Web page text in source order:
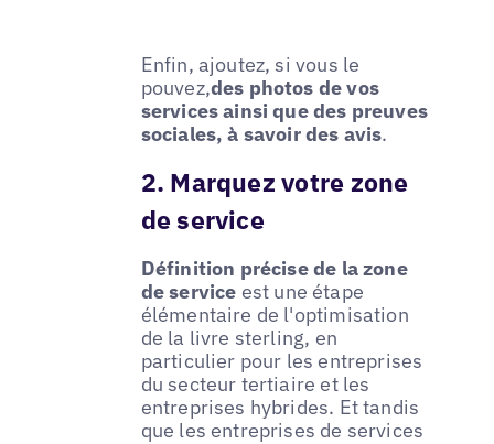
Enfin, ajoutez, si vous le
pouvez,des photos de vos
services ainsi que des preuves
sociales, à savoir des avis.
2. Marquez votre zone
de service
Définition précise de la zone
de service est une étape
élémentaire de l'optimisation
de la livre sterling, en
particulier pour les entreprises
du secteur tertiaire et les
entreprises hybrides. Et tandis
que les entreprises de services